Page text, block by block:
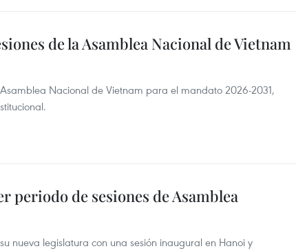
de la Asamblea Nacional de Vietnam
Nacional de Vietnam para el mandato 2026-2031,
periodo de sesiones de Asamblea
nueva legislatura con una sesión inaugural en Hanoi y